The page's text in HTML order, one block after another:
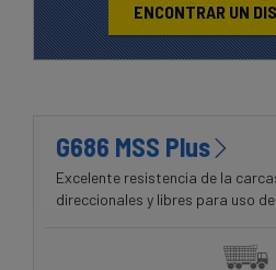
ENCONTRAR UN
G686 MSS Plus
Excelente resistencia de la
direccionales y libres para uso